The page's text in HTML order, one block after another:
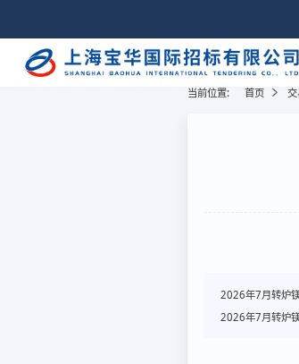
当前位置: 首页
2026年7月转炉
2026年7月转炉